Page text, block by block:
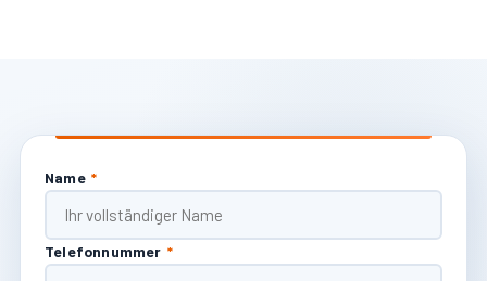
Name *
Telefonnummer *